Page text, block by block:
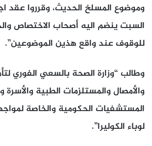
وموضوع المسلخ الحديث، وقرروا عقد
السبت ينضم اليه أصحاب الاختصاص
للوقوف عند واقع هذين الموضوعين”.
وطالب “وزارة الصحة بالسعي الفوري
والأمصال والمستلزمات الطبية والأسرة
المستشفيات الحكومية والخاصة
لوباء الكوليرا”.